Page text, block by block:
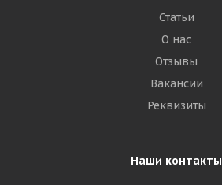
Статьи
О нас
Отзывы
Вакансии
Реквизиты
Наши контакты